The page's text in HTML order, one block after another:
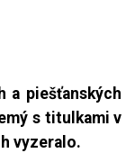
a
s titulkami v
vyzeralo.